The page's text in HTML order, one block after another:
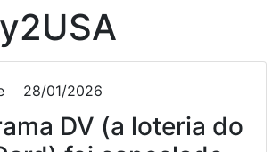
28/01/2026
DV (a loteria do